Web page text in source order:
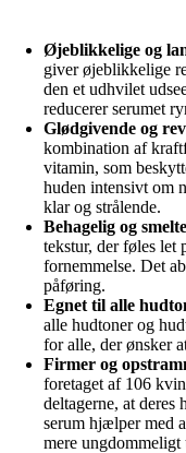
Øjeblikkelige og
giver øjeblikkelige
den et udhvilet
reducerer serumet
Glødgivende og
kombination af
vitamin, som
huden intensivt om
klar og strålende.
Behagelig og
tekstur, der føles let
fornemmelse. Det
påføring.
Egnet til alle
alle hudtoner og
for alle, der ønsker
Firmer og
foretaget af 106
deltagerne, at deres
serum hjælper med
mere ungdommeligt